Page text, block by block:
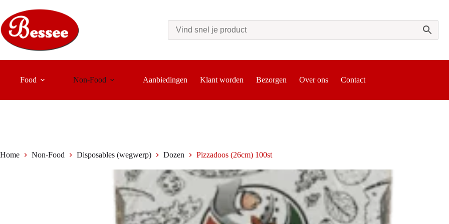
naar
de
inhoud
Food Non-Food Aanbiedingen Klant worden Bezorgen Over ons Contact
Home Non-Food Disposables (wegwerp) Dozen Pizzadoos (26cm) 100st